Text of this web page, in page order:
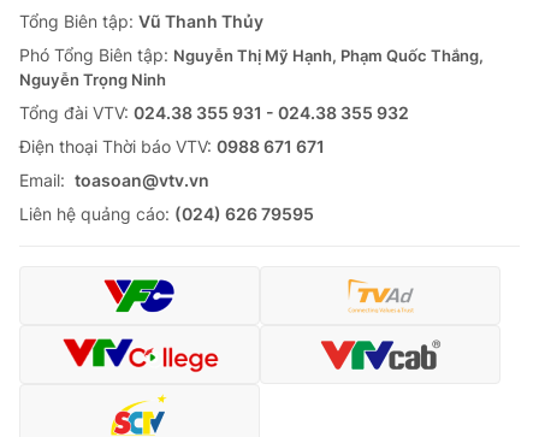
Tổng Biên tập: Vũ Thanh Thủy
Phó Tổng Biên tập: Nguyễn Thị Mỹ Hạnh, Phạm Quốc Thắng,
Nguyễn Trọng Ninh
Tổng đài VTV: 024.38 355 931 - 024.38 355 932
Ðiện thoại Thời báo VTV: 0988 671 671
Email: toasoan@vtv.vn
Liên hệ quảng cáo: (024) 626 79595